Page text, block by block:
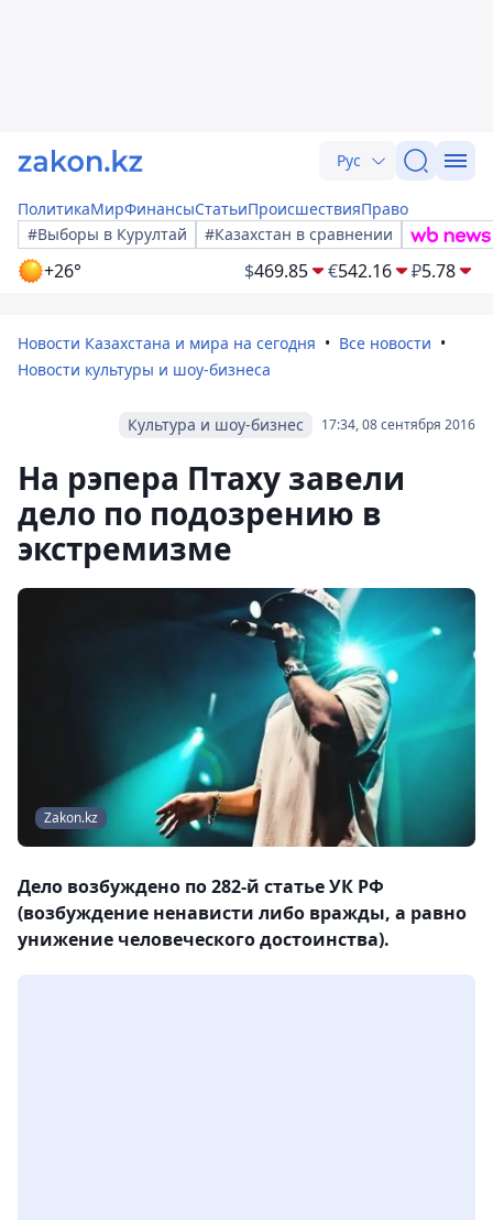
Рус
ПолитикаМирФинансыСтатьиПроисшествияПраво
#Выборы в Курултай
#Казахстан в сравнении
+26° $469.85 €542.16 ₽5.78
Новости Казахстана и мира на сегодня
Все новости
Новости культуры и шоу-бизнеса
17:34, 08 сентября 2016
Культура и шоу-бизнес
На рэпера Птаху завели
дело по подозрению в
экстремизме
Zakon.kz
Дело возбуждено по 282-й статье УК РФ
(возбуждение ненависти либо вражды, а равно
унижение человеческого достоинства).